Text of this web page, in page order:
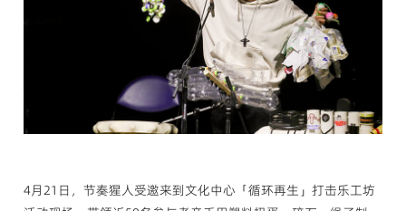
4月21日，节奏猩人受邀来到文化中心「循环再生」打击乐工坊